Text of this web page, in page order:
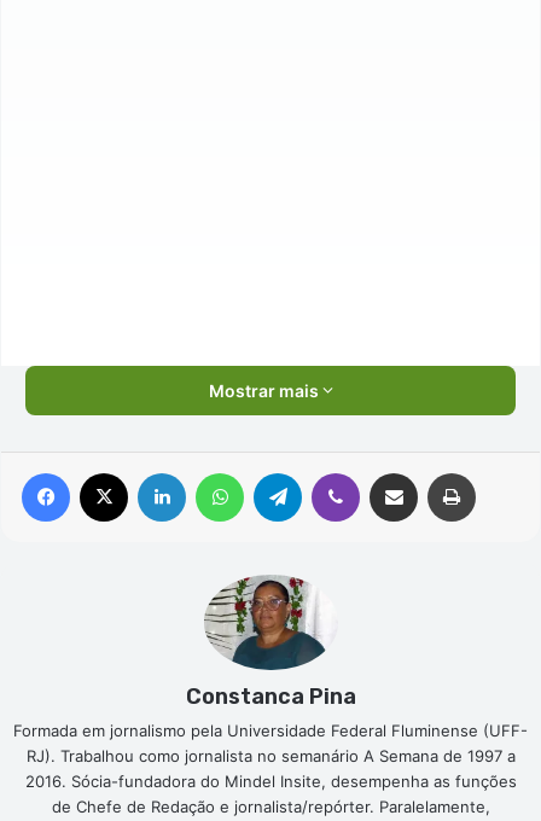
Mostrar mais
Facebook Linkedin WhatsAppTelegram Viber Compartilhar via e-mail
Constanca Pina
Formada em jornalismo pela Universidade Federal Fluminense (UFF-
RJ). Trabalhou como jornalista no semanário A Semana de 1997 a
2016. Sócia-fundadora do Mindel Insite, desempenha as funções
de Chefe de Redação e jornalista/repórter. Paralelamente,